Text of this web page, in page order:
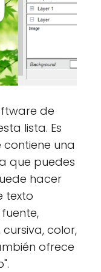
de
lista. Es
una
que puedes
hacer
texto
color,
ofrece